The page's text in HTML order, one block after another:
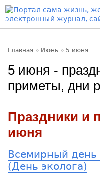
Главная » Июнь » 5 июня
5 июня -
приметы, дни
Праздники и
июня
Всемирный
(День эколога)